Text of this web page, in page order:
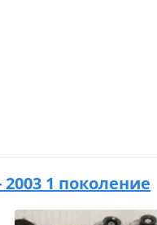
2003 1 поколение